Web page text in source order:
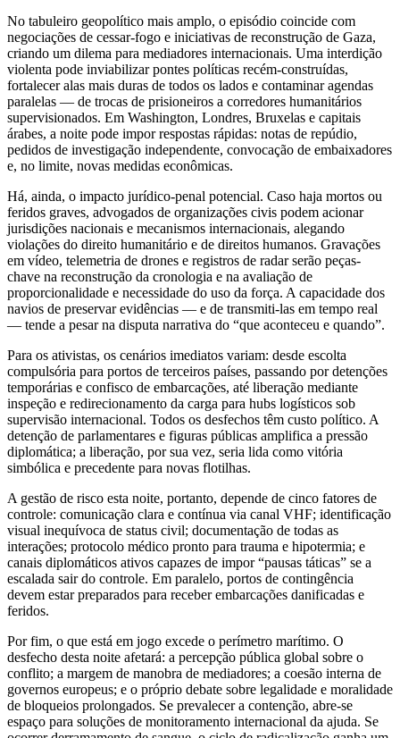
No tabuleiro geopolítico mais amplo, o episódio coincide com
negociações de cessar-fogo e iniciativas de reconstrução de Gaza,
criando um dilema para mediadores internacionais. Uma interdição
violenta pode inviabilizar pontes políticas recém-construídas,
fortalecer alas mais duras de todos os lados e contaminar agendas
paralelas — de trocas de prisioneiros a corredores humanitários
supervisionados. Em Washington, Londres, Bruxelas e capitais
árabes, a noite pode impor respostas rápidas: notas de repúdio,
pedidos de investigação independente, convocação de embaixadores
e, no limite, novas medidas econômicas.
Há, ainda, o impacto jurídico-penal potencial. Caso haja mortos ou
feridos graves, advogados de organizações civis podem acionar
jurisdições nacionais e mecanismos internacionais, alegando
violações do direito humanitário e de direitos humanos. Gravações
em vídeo, telemetria de drones e registros de radar serão peças-
chave na reconstrução da cronologia e na avaliação de
proporcionalidade e necessidade do uso da força. A capacidade dos
navios de preservar evidências — e de transmiti-las em tempo real
— tende a pesar na disputa narrativa do “que aconteceu e quando”.
Para os ativistas, os cenários imediatos variam: desde escolta
compulsória para portos de terceiros países, passando por detenções
temporárias e confisco de embarcações, até liberação mediante
inspeção e redirecionamento da carga para hubs logísticos sob
supervisão internacional. Todos os desfechos têm custo político. A
detenção de parlamentares e figuras públicas amplifica a pressão
diplomática; a liberação, por sua vez, seria lida como vitória
simbólica e precedente para novas flotilhas.
A gestão de risco esta noite, portanto, depende de cinco fatores de
controle: comunicação clara e contínua via canal VHF; identificação
visual inequívoca de status civil; documentação de todas as
interações; protocolo médico pronto para trauma e hipotermia; e
canais diplomáticos ativos capazes de impor “pausas táticas” se a
escalada sair do controle. Em paralelo, portos de contingência
devem estar preparados para receber embarcações danificadas e
feridos.
Por fim, o que está em jogo excede o perímetro marítimo. O
desfecho desta noite afetará: a percepção pública global sobre o
conflito; a margem de manobra de mediadores; a coesão interna de
governos europeus; e o próprio debate sobre legalidade e moralidade
de bloqueios prolongados. Se prevalecer a contenção, abre-se
espaço para soluções de monitoramento internacional da ajuda. Se